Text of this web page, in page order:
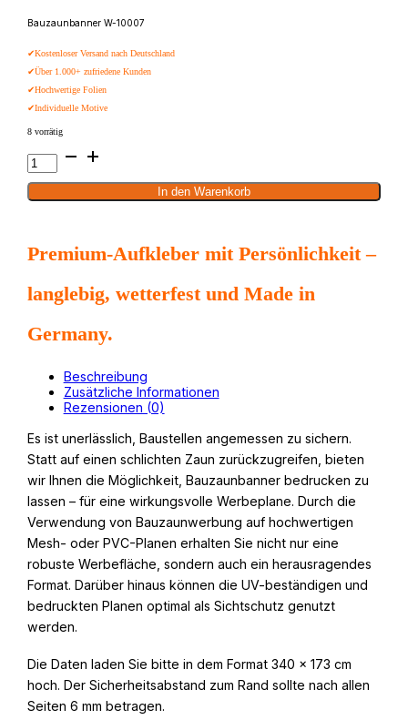
Bauzaunbanner W-10007
✔Kostenloser Versand nach Deutschland
✔Über 1.000+ zufriedene Kunden
✔Hochwertige Folien
✔Individuelle Motive
8 vorrätig
340
farbig
im
Abstand
cm
rundum
In den Warenkorb
Premium-Aufkleber mit Persönlichkeit –
langlebig, wetterfest und Made in
Germany.
Beschreibung
Zusätzliche Informationen
Rezensionen (0)
Es ist unerlässlich, Baustellen angemessen zu sichern.
Statt auf einen schlichten Zaun zurückzugreifen, bieten
wir Ihnen die Möglichkeit, Bauzaunbanner bedrucken zu
lassen – für eine wirkungsvolle Werbeplane. Durch die
Verwendung von Bauzaunwerbung auf hochwertigen
Mesh- oder PVC-Planen erhalten Sie nicht nur eine
robuste Werbefläche, sondern auch ein herausragendes
Format. Darüber hinaus können die UV-beständigen und
bedruckten Planen optimal als Sichtschutz genutzt
werden.
Die Daten laden Sie bitte in dem Format 340 x 173 cm
hoch. Der Sicherheitsabstand zum Rand sollte nach allen
Seiten 6 mm betragen.